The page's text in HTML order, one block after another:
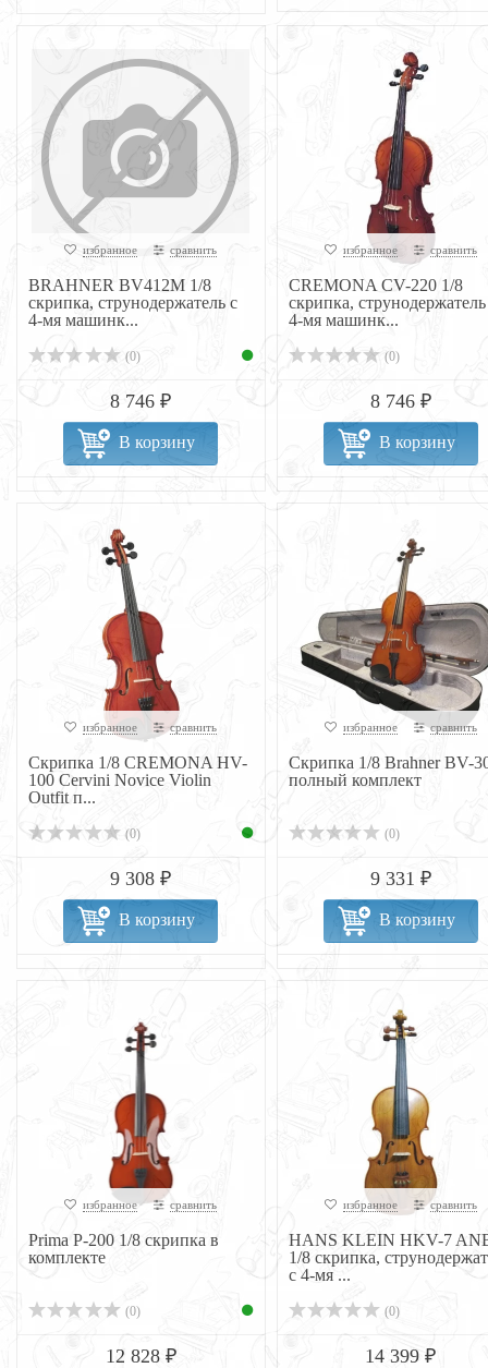
избранное сравнить
BRAHNER BV412M 1/8
скрипка, струнодержатель с
4-мя машинк...
(0)
8 746 ₽
В корзину
избранное сравнить
CREMONA CV-220 1/8
скрипка, струнодержатель
4-мя машинк...
(0)
8 746 ₽
В корзину
избранное сравнить
Скрипка 1/8 CREMONA HV-
100 Cervini Novice Violin
Outfit п...
(0)
9 308 ₽
В корзину
избранное сравнить
Скрипка 1/8 Brahner BV-
полный комплект
(0)
9 331 ₽
В корзину
избранное сравнить
Prima P-200 1/8 скрипка в
комплекте
(0)
12 828 ₽
избранное сравнить
HANS KLEIN HKV-7
1/8 скрипка,
с 4-мя ...
(0)
14 399 ₽